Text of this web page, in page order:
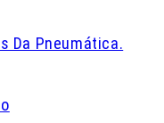
Da Pneumática.